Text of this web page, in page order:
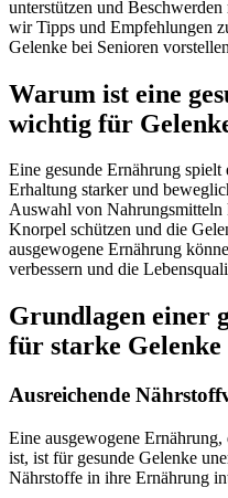
unterstützen und
wir Tipps und Empfehlungen
Gelenke bei Senioren
Warum ist eine
wichtig für
Eine gesunde Ernährung
Erhaltung starker und
Auswahl von Nahrungsmitteln
Knorpel schützen und die
ausgewogene Ernährung
verbessern und die
Grundlagen einer
für starke Gelenke
Ausreichende
Eine ausgewogene
ist, ist für gesunde Gelenke
Nährstoffe in ihre Ernährung